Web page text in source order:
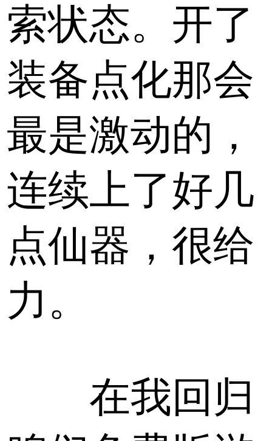
索状态。开了
装备点化那会
最是激动的，
连续上了好几
点仙器，很给
力。
在我回归